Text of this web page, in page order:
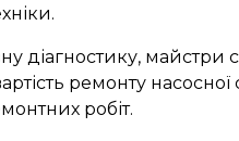
діагностику, майстри
ремонту
робіт.